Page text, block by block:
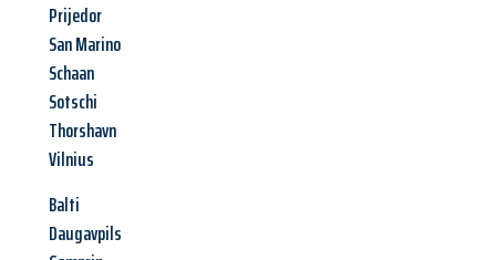
Prijedor
San Marino
Schaan
Sotschi
Thorshavn
Vilnius
Balti
Daugavpils